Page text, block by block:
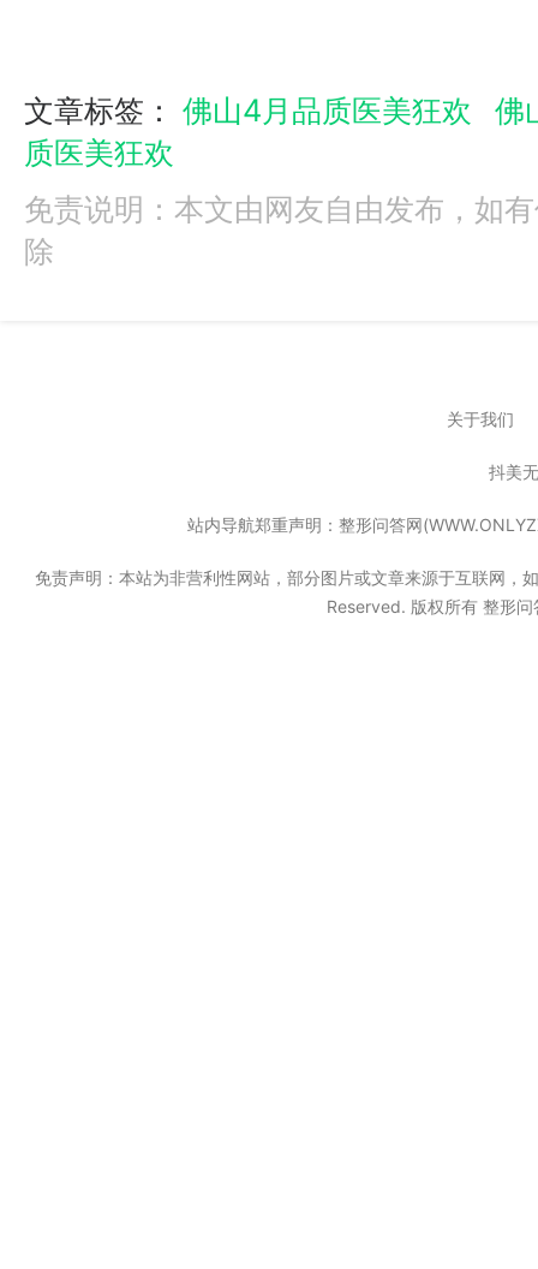
文章标签： 佛山4月品质医美狂欢
佛
质医美狂欢
免责说明：本文由网友自由发布，如
除
关于我们
抖美
站内导航郑重声明：整形问答网
免责声明：本站为非营利性网站，部分图片或文章来源于互联网，
Reserved. 版权所有 整形问